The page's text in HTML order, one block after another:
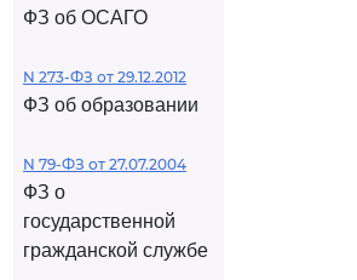
ФЗ об ОСАГО
N 273-ФЗ от 29.12.2012
ФЗ об образовании
N 79-ФЗ от 27.07.2004
ФЗ о
государственной
гражданской службе